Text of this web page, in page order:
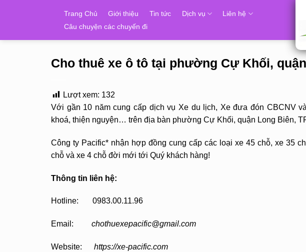
Trang Chủ Giới thiệu Tin tức Dịch vụ
Liên hệ
Câu chuyện các chuyến đi
Cho thuê xe ô tô tại phường Cự Khối,
Lượt xem: 132
Với gần 10 năm cung cấp dịch vụ Xe du lịch, Xe đưa đón CBCNV
khoá, thiện nguyện… trên địa bàn phường Cự Khối, quận Long Biên,
Công ty Pacific* nhận hợp đồng cung cấp các loại xe 45 chỗ, xe 35
chỗ và xe 4 chỗ đời mới tới Quý khách hàng!
Thông tin liên hệ:
Hotline: 0983.00.11.96
Email: chothuexepacific@gmail.com
Website: https://xe-pacific.com